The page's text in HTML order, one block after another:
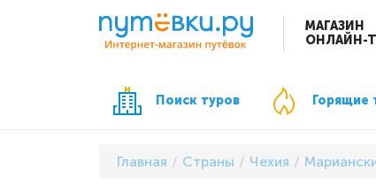
МАГАЗИН
ОНЛАЙН-
Поиск туров Горящие
Главная Страны Чехия